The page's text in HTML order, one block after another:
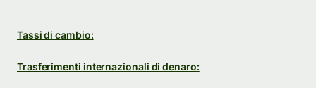
Tassi di cambio:
Trasferimenti internazionali di denaro: